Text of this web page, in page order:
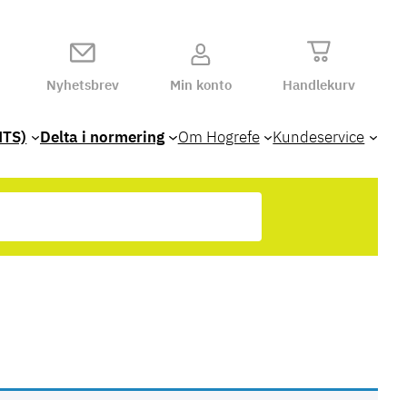
Nyhetsbrev Min konto Handlekurv
Delta i normering Om Hogrefe Kundeservice